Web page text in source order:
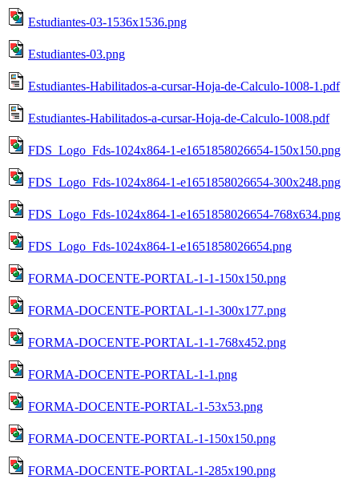
Estudiantes-03-1536x1536.png
Estudiantes-03.png
Estudiantes-Habilitados-a-cursar-Hoja-de-Calculo-1008-1.pdf
Estudiantes-Habilitados-a-cursar-Hoja-de-Calculo-1008.pdf
FDS_Logo_Fds-1024x864-1-e1651858026654-150x150.png
FDS_Logo_Fds-1024x864-1-e1651858026654-300x248.png
FDS_Logo_Fds-1024x864-1-e1651858026654-768x634.png
FDS_Logo_Fds-1024x864-1-e1651858026654.png
FORMA-DOCENTE-PORTAL-1-1-150x150.png
FORMA-DOCENTE-PORTAL-1-1-300x177.png
FORMA-DOCENTE-PORTAL-1-1-768x452.png
FORMA-DOCENTE-PORTAL-1-1.png
FORMA-DOCENTE-PORTAL-1-53x53.png
FORMA-DOCENTE-PORTAL-1-150x150.png
FORMA-DOCENTE-PORTAL-1-285x190.png